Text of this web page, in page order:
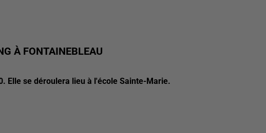
À FONTAINEBLEAU
Elle se déroulera lieu à l'école Sainte-Marie.